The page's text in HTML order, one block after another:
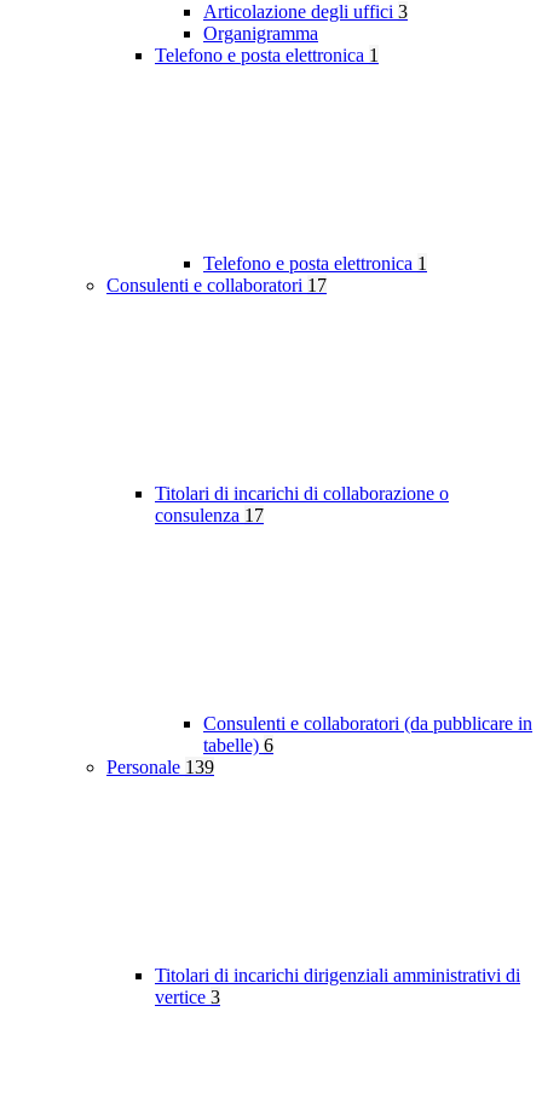
Articolazione degli uffici 3
Organigramma
Telefono e posta elettronica 1
Telefono e posta elettronica 1
Consulenti e collaboratori 17
Titolari di incarichi di collaborazione o
consulenza 17
Consulenti e collaboratori (da pubblicare in
tabelle) 6
Personale 139
Titolari di incarichi dirigenziali amministrativi di
vertice 3